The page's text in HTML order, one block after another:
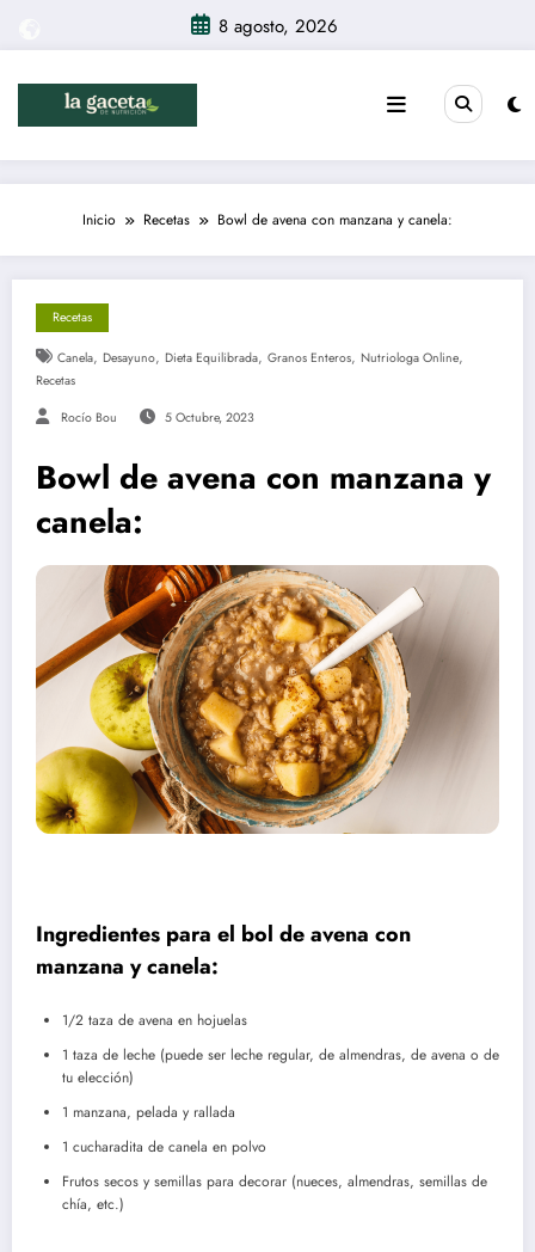
contenido
8 agosto, 2026
Inicio Recetas Bowl de avena con manzana y canela:
Recetas
Canela, Desayuno, Dieta Equilibrada, Granos Enteros, Nutriologa Online,
Recetas
Rocío Bou 5 Octubre, 2023
Bowl de avena con manzana y
canela:
Ingredientes para el bol de avena con
manzana y canela:
1/2 taza de avena en hojuelas
1 taza de leche (puede ser leche regular, de almendras, de avena o de
tu elección)
1 manzana, pelada y rallada
1 cucharadita de canela en polvo
Frutos secos y semillas para decorar (nueces, almendras, semillas de
chía, etc.)